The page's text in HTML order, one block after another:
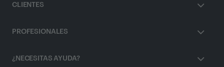
CLIENTES
PROFESIONALES
¿NECESITAS AYUDA?